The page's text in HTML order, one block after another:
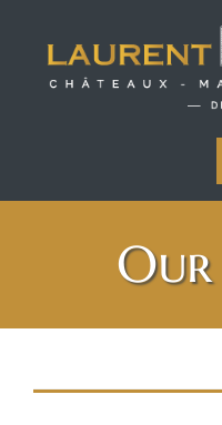
content
Our châteaux et
Our